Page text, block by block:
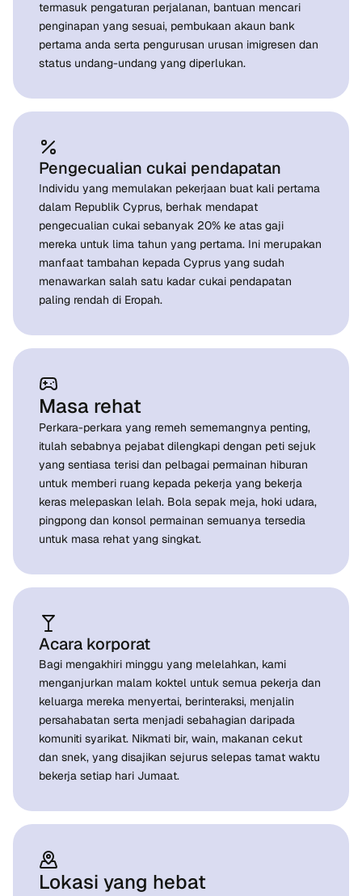
termasuk pengaturan perjalanan, bantuan mencari
penginapan yang sesuai, pembukaan akaun bank
pertama anda serta pengurusan urusan imigresen dan
status undang-undang yang diperlukan.
Pengecualian cukai pendapatan
Individu yang memulakan pekerjaan buat kali pertama
dalam Republik Cyprus, berhak mendapat
pengecualian cukai sebanyak 20% ke atas gaji
mereka untuk lima tahun yang pertama. Ini merupakan
manfaat tambahan kepada Cyprus yang sudah
menawarkan salah satu kadar cukai pendapatan
paling rendah di Eropah.
Masa rehat
Perkara-perkara yang remeh sememangnya penting,
itulah sebabnya pejabat dilengkapi dengan peti sejuk
yang sentiasa terisi dan pelbagai permainan hiburan
untuk memberi ruang kepada pekerja yang bekerja
keras melepaskan lelah. Bola sepak meja, hoki udara,
pingpong dan konsol permainan semuanya tersedia
untuk masa rehat yang singkat.
Acara korporat
Bagi mengakhiri minggu yang melelahkan, kami
menganjurkan malam koktel untuk semua pekerja dan
keluarga mereka menyertai, berinteraksi, menjalin
persahabatan serta menjadi sebahagian daripada
komuniti syarikat. Nikmati bir, wain, makanan cekut
dan snek, yang disajikan sejurus selepas tamat waktu
bekerja setiap hari Jumaat.
Lokasi yang hebat